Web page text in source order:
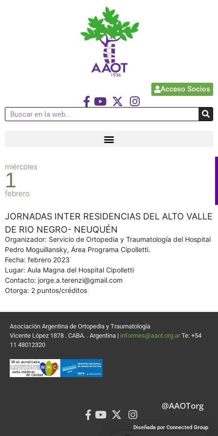
Acceso Socios
miércoles
1
febrero
JORNADAS INTER RESIDENCIAS DEL ALTO VALLE
DE RIO NEGRO- NEUQUÉN
Organizador: Servicio de Ortopedia y Traumatología del Hospital
Pedro Moguillansky, Área Programa Cipolletti.
Fecha: febrero 2023
Lugar: Aula Magna del Hospital Cipolletti
Contacto: jorge.a.terenzi@gmail.com
Otorga: 2 puntos/créditos
Asociación Argentina de Ortopedia y Traumatología
Vicente López 1878 . CABA. . Argentina | informes@aaot.org.ar Te: +54
11 48012320
@AAOTorg
Diseñada por Connected Group